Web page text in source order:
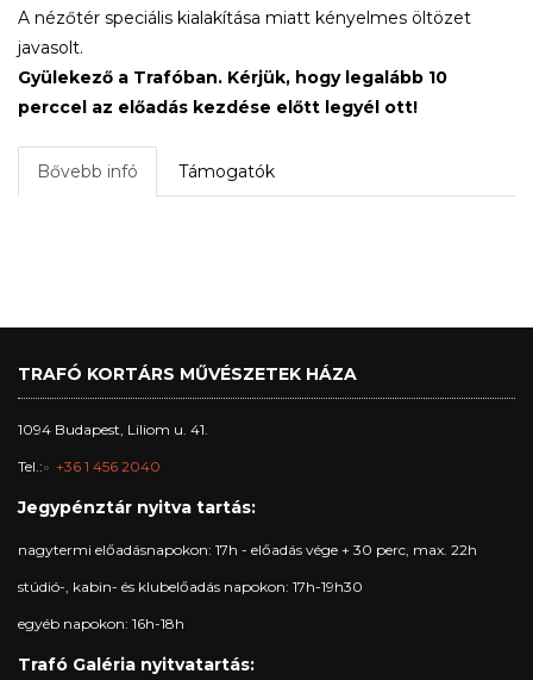
A nézőtér speciális kialakítása miatt kényelmes öltözet
javasolt.
Gyülekező a Trafóban. Kérjük, hogy legalább 10
perccel az előadás kezdése előtt legyél ott!
Bővebb infó Támogatók
TRAFÓ KORTÁRS MŰVÉSZETEK HÁZA
1094 Budapest, Liliom u. 41.
Tel.: +36 1 456 2040
Jegypénztár nyitva tartás:
nagytermi előadásnapokon: 17h - előadás vége + 30 perc, max. 22h
stúdió-, kabin- és klubelőadás napokon: 17h-19h30
egyéb napokon: 16h-18h
Trafó Galéria nyitvatartás: